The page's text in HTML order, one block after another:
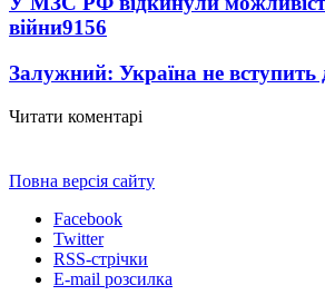
війни9156
Залужний: Україна не
Читати коментарі
Повна версія сайту
Facebook
Twitter
RSS-стрічки
E-mail розсилка